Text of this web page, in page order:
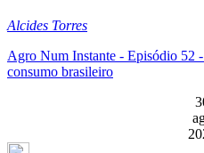
Alcides Torres
Agro Num Instante - Episódio 52
consumo brasileiro